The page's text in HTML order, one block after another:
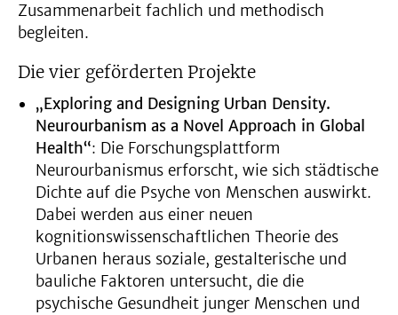
Zusammenarbeit fachlich und methodisch
begleiten.
Die vier geförderten Projekte
„Exploring and Designing Urban Density.
Neurourbanism as a Novel Approach in Global
Health“: Die Forschungsplattform
Neurourbanismus erforscht, wie sich städtische
Dichte auf die Psyche von Menschen auswirkt.
Dabei werden aus einer neuen
kognitionswissenschaftlichen Theorie des
Urbanen heraus soziale, gestalterische und
bauliche Faktoren untersucht, die die
psychische Gesundheit junger Menschen und